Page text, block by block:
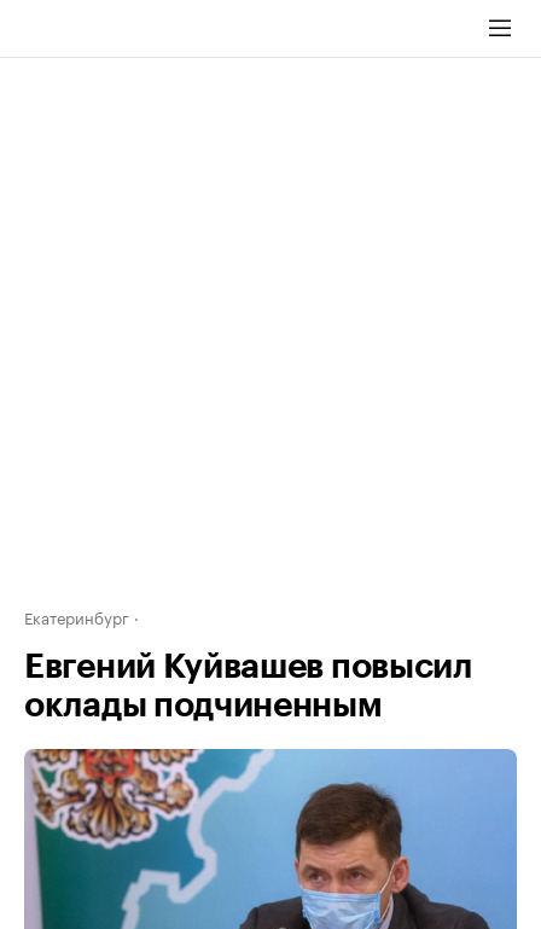
Екатеринбург
Евгений Куйвашев повысил
оклады подчиненным